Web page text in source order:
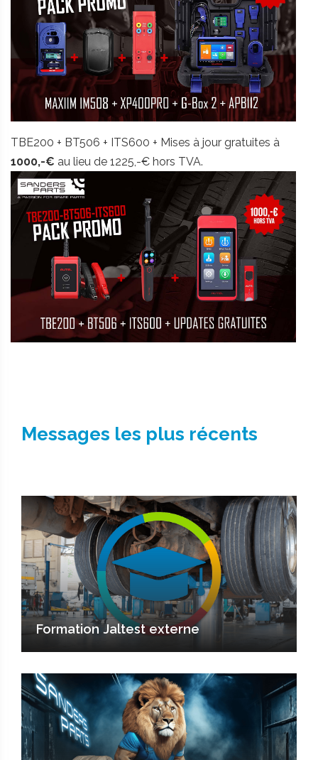
TBE200 + BT506 + ITS600 + Mises à jour gratuites à
1000,-€ au lieu de 1225,-€ hors TVA.
Messages les plus récents
Formation Jaltest externe